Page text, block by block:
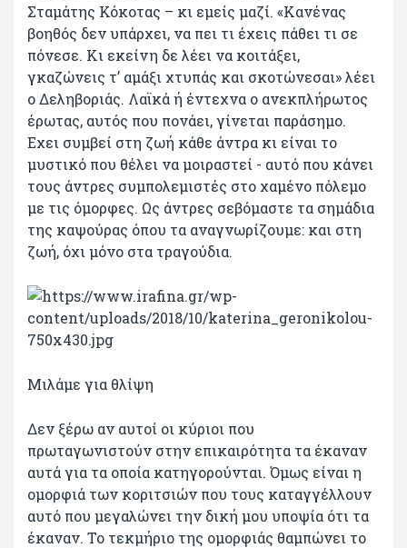
Σταμάτης Κόκοτας – κι εμείς μαζί. «Κανένας
βοηθός δεν υπάρχει, να πει τι έχεις πάθει τι σε
πόνεσε. Κι εκείνη δε λέει να κοιτάξει,
γκαζώνεις τ’ αμάξι χτυπάς και σκοτώνεσαι» λέει
ο Δεληβοριάς. Λαϊκά ή έντεχνα ο ανεκπλήρωτος
έρωτας, αυτός που πονάει, γίνεται παράσημο.
Εχει συμβεί στη ζωή κάθε άντρα κι είναι το
μυστικό που θέλει να μοιραστεί - αυτό που κάνει
τους άντρες συμπολεμιστές στο χαμένο πόλεμο
με τις όμορφες. Ως άντρες σεβόμαστε τα σημάδια
της καψούρας όπου τα αναγνωρίζουμε: και στη
ζωή, όχι μόνο στα τραγούδια.
Μιλάμε για θλίψη
Δεν ξέρω αν αυτοί οι κύριοι που
πρωταγωνιστούν στην επικαιρότητα τα έκαναν
αυτά για τα οποία κατηγορούνται. Όμως είναι η
ομορφιά των κοριτσιών που τους καταγγέλλουν
αυτό που μεγαλώνει την δική μου υποψία ότι τα
έκαναν. Το τεκμήριο της ομορφιάς θαμπώνει το